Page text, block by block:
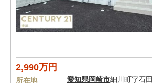
2,990万円
所在地 愛知県岡崎市細川町字石田